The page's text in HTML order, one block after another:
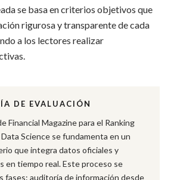
se basa en criterios objetivos que
rigurosa y transparente de cada
a los lectores realizar
DE EVALUACIÓN
Financial Magazine para el Ranking
Science se fundamenta en un
que integra datos oficiales y
en tiempo real. Este proceso se
fases: auditoría de información desde